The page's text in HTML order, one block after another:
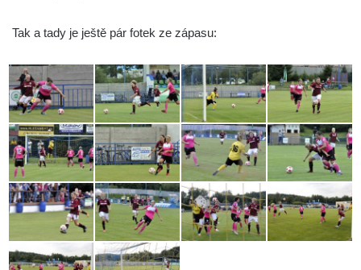
Tak a tady je ještě pár fotek ze zápasu: